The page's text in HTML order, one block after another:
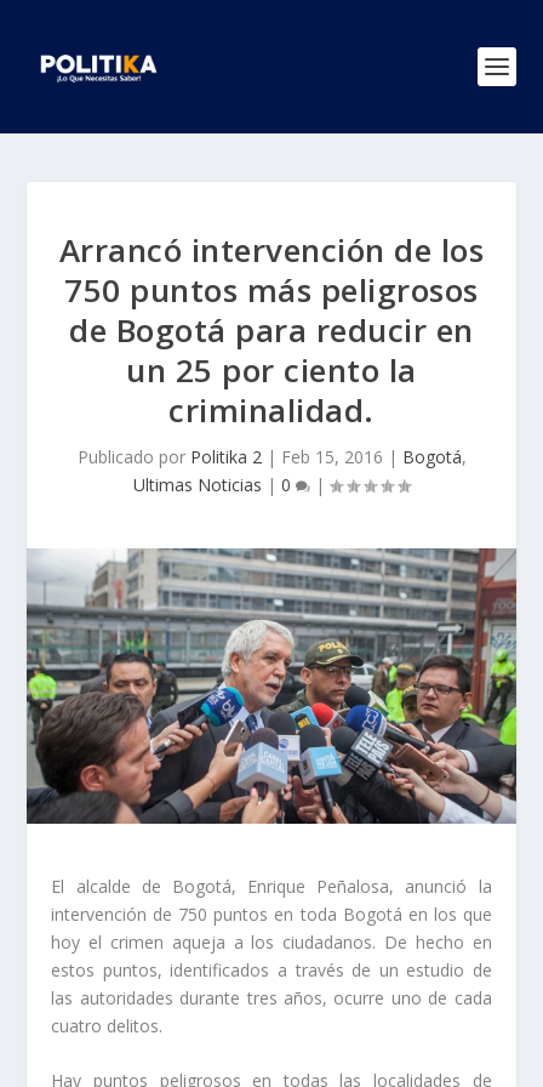
Arrancó intervención de los
750 puntos más peligrosos
de Bogotá para reducir en
un 25 por ciento la
criminalidad.
Publicado por Politika 2| Feb 15, 2016 | Bogotá,
Ultimas Noticias | 0 |
El alcalde de Bogotá, Enrique Peñalosa, anunció la
intervención de 750 puntos en toda Bogotá en los que
hoy el crimen aqueja a los ciudadanos. De hecho en
estos puntos, identificados a través de un estudio de
las autoridades durante tres años, ocurre uno de cada
cuatro delitos.
Hay puntos peligrosos en todas las localidades de